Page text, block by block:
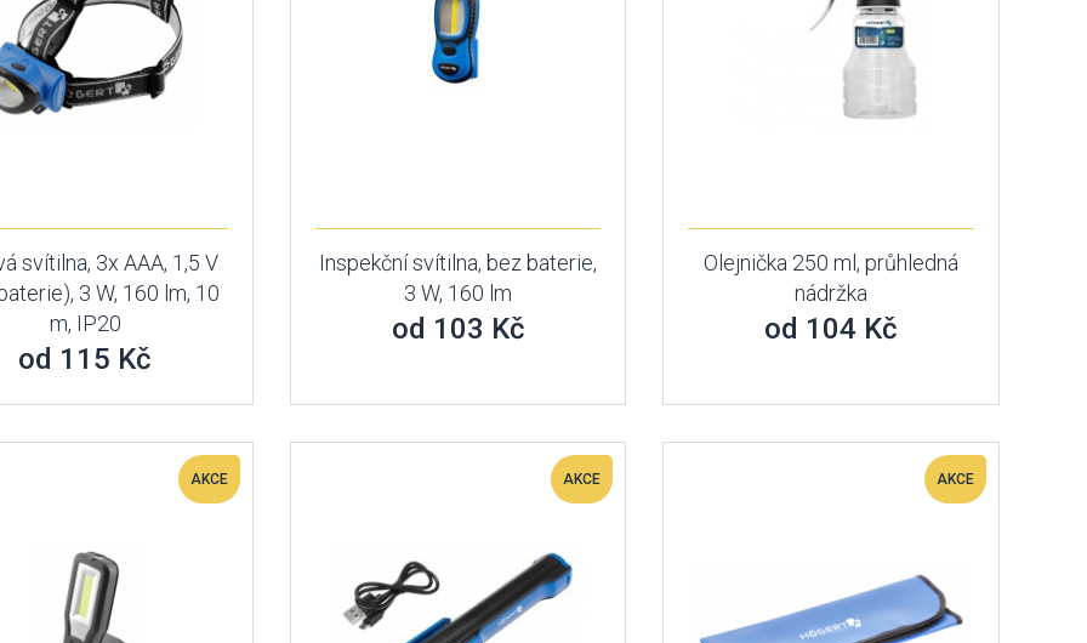
svítilna, 3x AAA, 1,5 V
3 W, 160 lm, 10
m, IP20
od 115 Kč
Inspekční svítilna, bez baterie,
3 W, 160 lm
od 103 Kč
Olejnička 250 ml, průhledná
nádržka
od 104 Kč
AKCE AKCE AKCE